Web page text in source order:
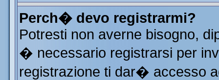
Perch� devo registrarmi?
Potresti non averne bisogno,
� necessario registrarsi per
registrazione ti dar� accesso